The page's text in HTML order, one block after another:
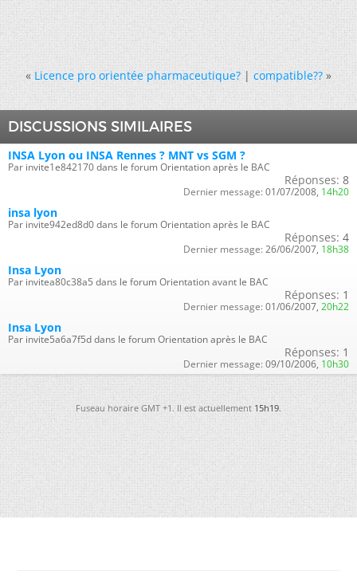
« Licence pro orientée pharmaceutique?|compatible?? »
DISCUSSIONS SIMILAIRES
INSA Lyon ou INSA Rennes ? MNT vs SGM ?
Par invite1e842170 dans le forum Orientation après le BAC
Réponses: 8
Dernier message: 01/07/2008, 14h20
insa lyon
Par invite942ed8d0 dans le forum Orientation après le BAC
Réponses: 4
Dernier message: 26/06/2007, 18h38
Insa Lyon
Par invitea80c38a5 dans le forum Orientation avant le BAC
Réponses: 1
Dernier message: 01/06/2007, 20h22
Insa Lyon
Par invite5a6a7f5d dans le forum Orientation après le BAC
Réponses: 1
Dernier message: 09/10/2006, 10h30
Fuseau horaire GMT +1. Il est actuellement15h19.